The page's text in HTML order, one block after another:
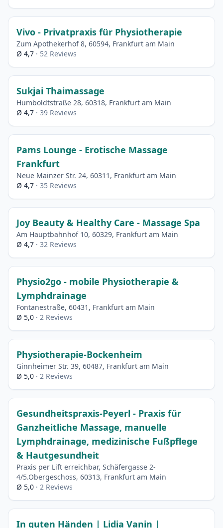
Vivo - Privatpraxis für Physiotherapie
Zum Apothekerhof 8, 60594, Frankfurt am Main
Ø 4,7 · 52 Reviews
Sukjai Thaimassage
Humboldtstraße 28, 60318, Frankfurt am Main
Ø 4,7 · 39 Reviews
Pams Lounge - Erotische Massage
Frankfurt
Neue Mainzer Str. 24, 60311, Frankfurt am Main
Ø 4,7 · 35 Reviews
Joy Beauty & Healthy Care - Massage Spa
Am Hauptbahnhof 10, 60329, Frankfurt am Main
Ø 4,7 · 32 Reviews
Physio2go - mobile Physiotherapie &
Lymphdrainage
Fontanestraße, 60431, Frankfurt am Main
Ø 5,0 · 2 Reviews
Physiotherapie-Bockenheim
Ginnheimer Str. 39, 60487, Frankfurt am Main
Ø 5,0 · 2 Reviews
Gesundheitspraxis-Peyerl - Praxis für
Ganzheitliche Massage, manuelle
Lymphdrainage, medizinische Fußpflege
& Hautgesundheit
Praxis per Lift erreichbar, Schäfergasse 2-
4/5.Obergeschoss, 60313, Frankfurt am Main
Ø 5,0 · 2 Reviews
In guten Händen | Lidia Vanin |